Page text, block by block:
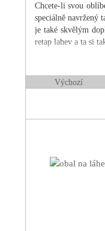
Chcete-li svou
speciálně navržený
je také skvělým
retap lahev a ta si
Retap obaly lze
ve třech různých
Úpletové obaly na
Výchozí